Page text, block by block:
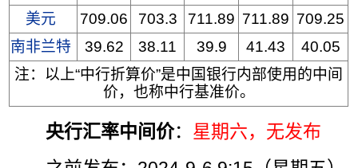
美元
709.06 703.3 711.89 711.89 709.25
南非兰特
39.62 38.11 39.9 41.43
40.05
注：以上“中行折算价”是中国银行内部使用的中间
价，也称中行基准价。
央行汇率中间价： 星期六，无发布